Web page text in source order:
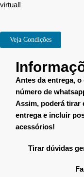
virtual!
Veja Condições
Antes da entrega,
número de
Assim, poderá tirar
entrega e incluir
acessórios!
Tirar dúvidas